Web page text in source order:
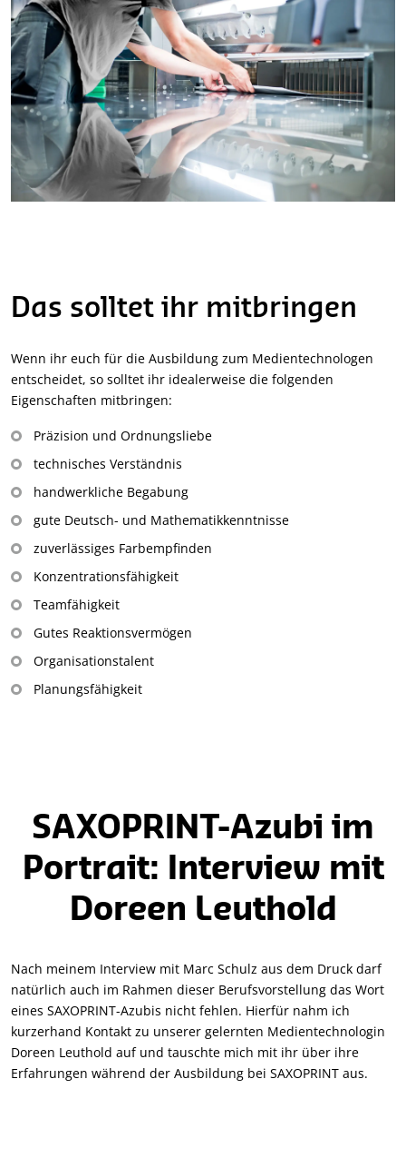
Das solltet ihr mitbringen
Wenn ihr euch für die Ausbildung zum Medientechnologen
entscheidet, so solltet ihr idealerweise die folgenden
Eigenschaften mitbringen:
Präzision und Ordnungsliebe
technisches Verständnis
handwerkliche Begabung
gute Deutsch- und Mathematikkenntnisse
zuverlässiges Farbempfinden
Konzentrationsfähigkeit
Teamfähigkeit
Gutes Reaktionsvermögen
Organisationstalent
Planungsfähigkeit
SAXOPRINT-Azubi im
Portrait: Interview mit
Doreen Leuthold
Nach meinem Interview mit Marc Schulz aus dem Druck darf
natürlich auch im Rahmen dieser Berufsvorstellung das Wort
eines SAXOPRINT-Azubis nicht fehlen. Hierfür nahm ich
kurzerhand Kontakt zu unserer gelernten Medientechnologin
Doreen Leuthold auf und tauschte mich mit ihr über ihre
Erfahrungen während der Ausbildung bei SAXOPRINT aus.